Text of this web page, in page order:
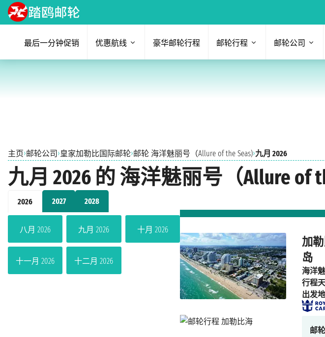
最后一分钟促销 优惠航线 豪华邮轮行程 邮轮行程 邮轮公司
主页›邮轮公司 ›皇家加勒比国际邮轮›邮轮 海洋魅丽号（Allure of the Seas)›九月 2026
九月 2026 的 海洋魅丽号（Allure of
2026 2027 2028
八月 2026 九月 2026 十月 2026
十一月 2026 十二月 2026
加
岛
海洋魅
行程
出发
邮